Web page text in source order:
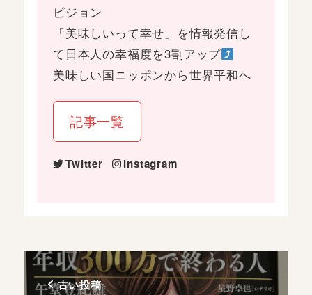
ビジョン
「美味しいって幸せ」を情報発信し
て日本人の幸福度を3割アップ
美味しい国ニッポンから世界平和へ
記事一覧
Twitter Instagram
古い投稿